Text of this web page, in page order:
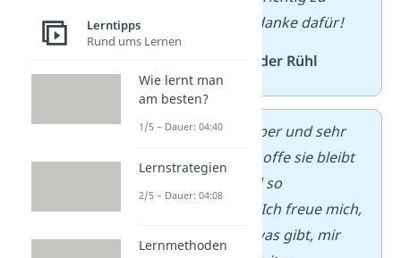
verstehen — danke dafür!
Alexander Rühl
Die App ist super und sehr
hoffe sie bleibt
kostenlos und so
Ich freue mich,
dass es so etwasgibt, mir
Lerntipps
Rund ums Lernen
Wie lernt man
am besten?
1/5 – Dauer: 04:40
Lernstrategien
2/5 – Dauer: 04:08
Lernmethoden